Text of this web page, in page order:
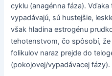
cyklu (anagénna fáza).
vypadávajú, sú hustejšie,
však hladina estrogénu
tehotenstvom, čo spôsobí,
folikulov naraz prejde do
(pokojovej/vypadávacej fázy).